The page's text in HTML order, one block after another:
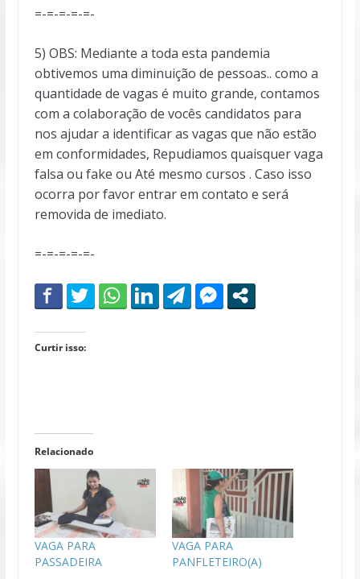
=-=-=-=-=-
5) OBS: Mediante a toda esta pandemia
obtivemos uma diminuição de pessoas.. como a
quantidade de vagas é muito grande, contamos
com a colaboração de vocês candidatos para
nos ajudar a identificar as vagas que não estão
em conformidades, Repudiamos quaisquer vaga
falsa ou fake ou Até mesmo cursos . Caso isso
ocorra por favor entrar em contato e será
removida de imediato.
=-=-=-=-=-
Curtir isso:
Relacionado
VAGA PARA
PASSADEIRA
VAGA PARA
PANFLETEIRO(A)